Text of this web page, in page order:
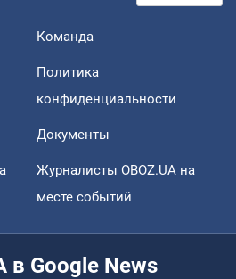
Команда
Политика
конфиденциальности
Документы
Журналисты OBOZ.UA на
месте событий
в Google News